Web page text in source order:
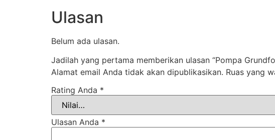
Ulasan
Belum ada ulasan.
Jadilah yang pertama memberikan ulasan “Pompa
Alamat email Anda tidak akan dipublikasikan. Ruas yang
Rating Anda *
Ulasan Anda *